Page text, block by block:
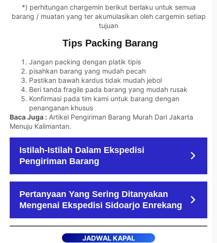
*) perhitungan chargemin berikut berlaku untuk semua
barang / muatan yang ter akumulasikan oleh cargemin setiap
tujuan
Tips Packing Barang
Jangan packing dengan platik tipis
pisahkan barang yang mudah pecah
Pastikan bawah kardus tidak mudah jebol
Beri tanda fragile pada barang yang mudah rusak
Konfirmasi pada tim kami untuk barang dengan
penanganan khusus
Baca Juga : Artikel Pengiriman Barang Murah Dari Jakarta
Menuju Kalimantan.
Istilah-Istilah Dalam Ekspedisi
Pengiriman Barang
Pertanyaan Yang Sering Ditanyakan
Mengenai Ekspedisi Sidoarjo Enrekang
JADWAL KAPAL